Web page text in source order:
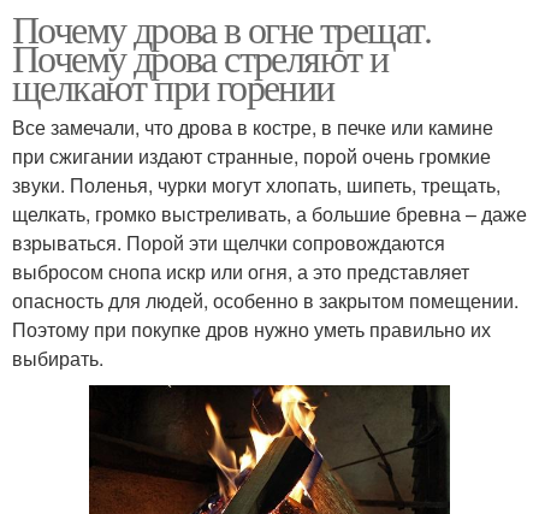
Почему дрова в огне трещат.
Почему дрова стреляют и
щелкают при горении
Все замечали, что дрова в костре, в печке или камине
при сжигании издают странные, порой очень громкие
звуки. Поленья, чурки могут хлопать, шипеть, трещать,
щелкать, громко выстреливать, а большие бревна – даже
взрываться. Порой эти щелчки сопровождаются
выбросом снопа искр или огня, а это представляет
опасность для людей, особенно в закрытом помещении.
Поэтому при покупке дров нужно уметь правильно их
выбирать.